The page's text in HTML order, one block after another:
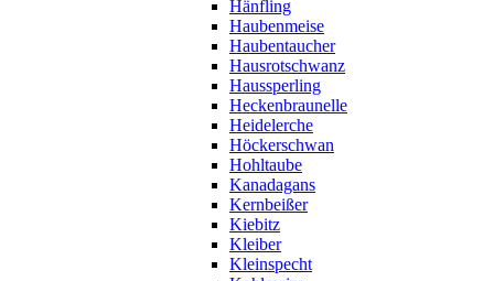
Hänfling
Haubenmeise
Haubentaucher
Hausrotschwanz
Haussperling
Heckenbraunelle
Heidelerche
Höckerschwan
Hohltaube
Kanadagans
Kernbeißer
Kiebitz
Kleiber
Kleinspecht